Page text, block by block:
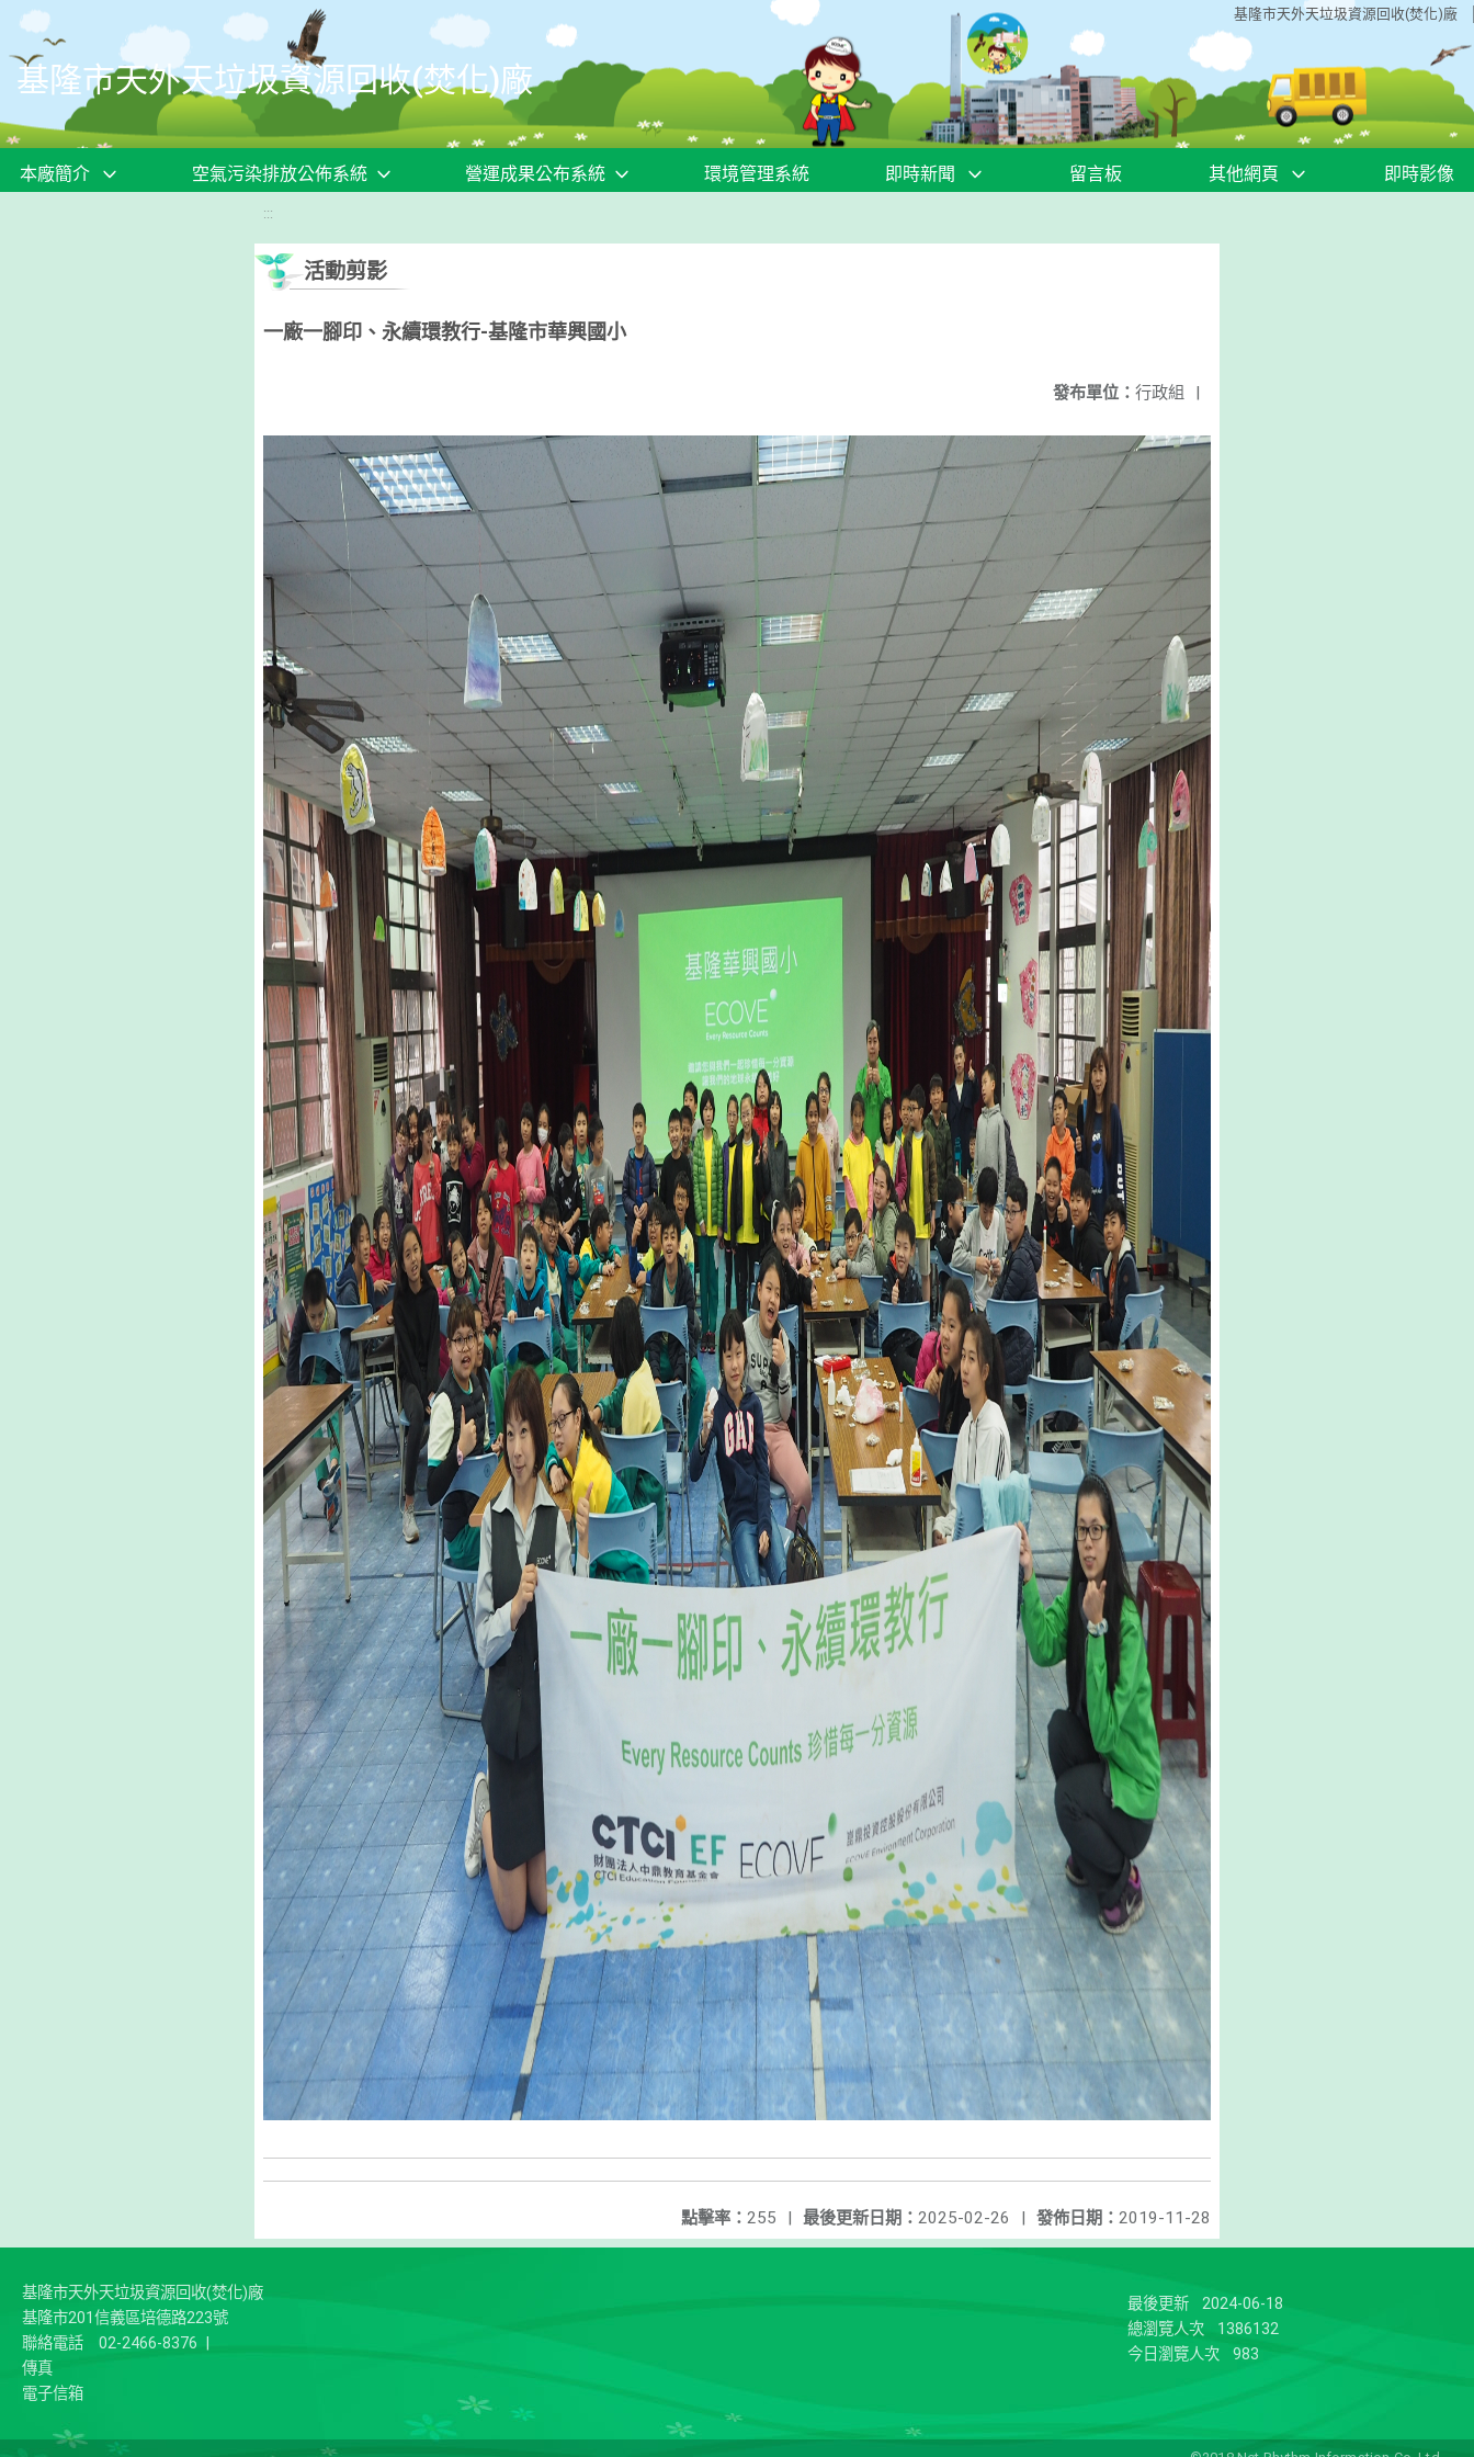
移至網頁之主要內容區位置 基隆市天外天垃圾資源回收(焚化)廠
基隆市天外天垃圾資源回收(焚化)廠
本廠簡介 空氣污染排放公佈系統 營運成果公布系統 環境管理系統 即時新聞 留言板 其他網頁 即時影像
:::
活動剪影
一廠一腳印、永續環教行-基隆市華興國小
發布單位： 行政組 |
發佈日期： 2019-11-28
最後更新日期： 2025-02-26 |
點擊率： 255 |
基隆市天外天垃圾資源回收(焚化)廠
基隆市201信義區培德路223號
聯絡電話
02-2466-8376
傳真
電子信箱
最後更新
2024-06-18
總瀏覽人次
1386132
今日瀏覽人次
983